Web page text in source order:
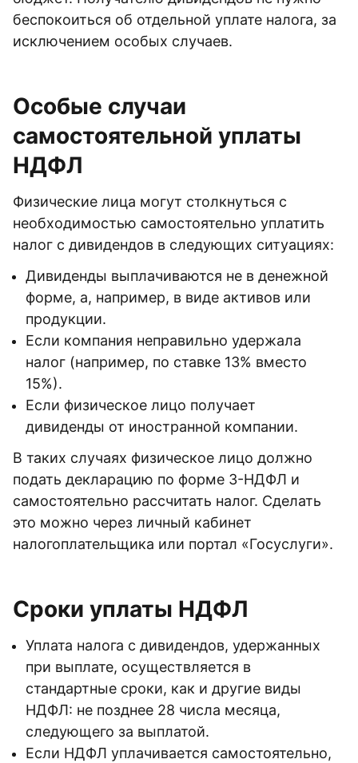
беспокоиться об отдельной уплате налога, за
исключением особых случаев.
Особые случаи
самостоятельной уплаты
НДФЛ
Физические лица могут столкнуться с
необходимостью самостоятельно уплатить
налог с дивидендов в следующих ситуациях:
Дивиденды выплачиваются не в денежной
форме, а, например, в виде активов или
продукции.
Если компания неправильно удержала
налог (например, по ставке 13% вместо
15%).
Если физическое лицо получает
дивиденды от иностранной компании.
В таких случаях физическое лицо должно
подать декларацию по форме 3-НДФЛ и
самостоятельно рассчитать налог. Сделать
это можно через личный кабинет
налогоплательщика или портал «Госуслуги».
Сроки уплаты НДФЛ
Уплата налога с дивидендов, удержанных
при выплате, осуществляется в
стандартные сроки, как и другие виды
НДФЛ: не позднее 28 числа месяца,
следующего за выплатой.
Если НДФЛ уплачивается самостоятельно,